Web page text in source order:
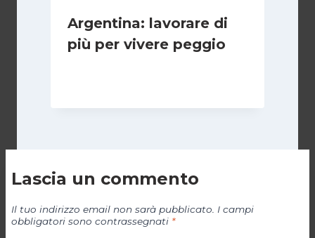
Argentina: lavorare di
più per vivere peggio
Lascia un commento
Il tuo indirizzo email non sarà pubblicato. I campi
obbligatori sono contrassegnati *